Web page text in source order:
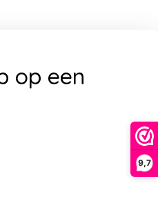
9,7
op een